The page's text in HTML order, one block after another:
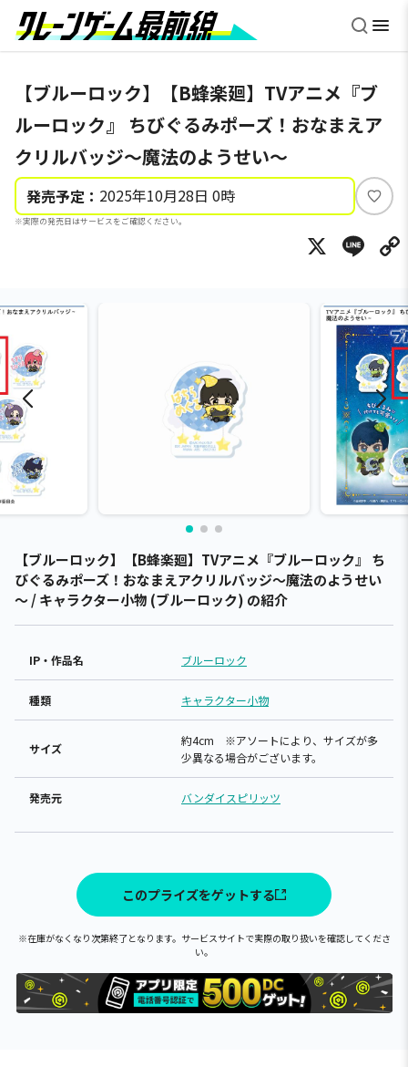
【ブルーロック】【B蜂楽廻】TVアニメ『ブ
ルーロック』 ちびぐるみポーズ！おなまえア
クリルバッジ～魔法のようせい～
発売予定： 2025年10月28日 0時
※実際の発売日はサービスをご確認ください。
い
ね
X
【ブルーロック】【B蜂楽廻】TVアニメ『ブルーロック』 ち
びぐるみポーズ！おなまえアクリルバッジ～魔法のようせい
～ / キャラクター小物 (ブルーロック) の紹介
IP・作品名 ブルーロック
種類 キャラクター小物
サイズ
約4cm ※アソートにより、サイズが多
少異なる場合がございます。
発売元 バンダイスピリッツ
このプライズをゲットする
※在庫がなくなり次第終了となります。サービスサイトで実際の取り扱いを確認してくださ
い。